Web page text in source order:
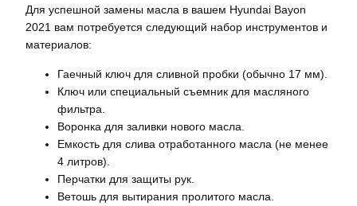
Для успешной замены масла в вашем Hyundai Bayon
2021 вам потребуется следующий набор инструментов и
материалов:
Гаечный ключ для сливной пробки (обычно 17 мм).
Ключ или специальный съемник для масляного
фильтра.
Воронка для заливки нового масла.
Емкость для слива отработанного масла (не менее
4 литров).
Перчатки для защиты рук.
Ветошь для вытирания пролитого масла.